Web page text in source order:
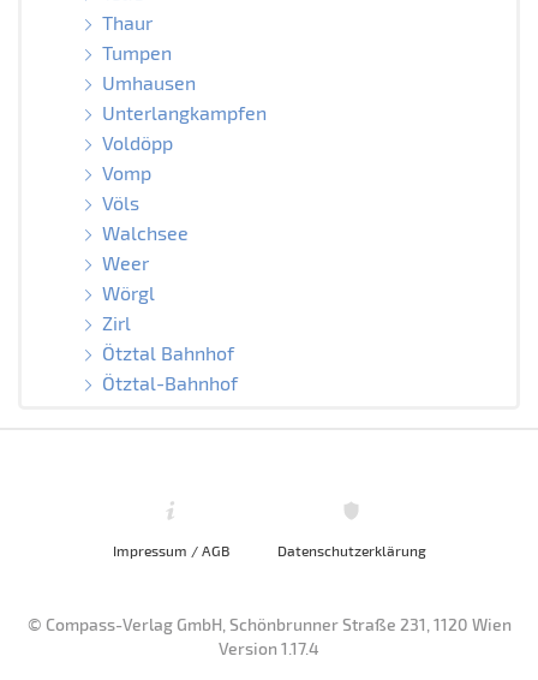
Thaur
Tumpen
Umhausen
Unterlangkampfen
Voldöpp
Vomp
Völs
Walchsee
Weer
Wörgl
Zirl
Ötztal Bahnhof
Ötztal-Bahnhof
Impressum / AGB Datenschutzerklärung
© Compass-Verlag GmbH, Schönbrunner Straße 231, 1120 Wien
Version 1.17.4